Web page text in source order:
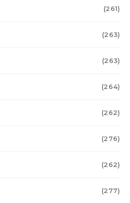
(261)
(263)
(263)
(264)
(262)
(276)
(262)
(277)